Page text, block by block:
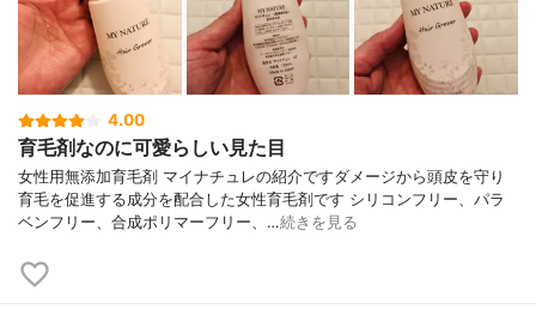
4.00
育毛剤なのに可愛らしい見た目
女性用無添加育毛剤 マイナチュレの紹介ですダメージから頭皮を守り
育毛を促進する成分を配合した女性育毛剤です シリコンフリー、パラ
ベンフリー、合成ポリマーフリー、…続きを見る